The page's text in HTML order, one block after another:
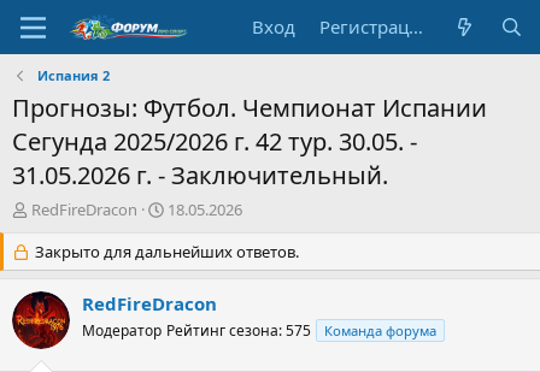
Вход Регистрация
Испания 2
Прогнозы: Футбол. Чемпионат Испании
Сегунда 2025/2026 г. 42 тур. 30.05. -
31.05.2026 г. - Заключительный.
А
т
о
р
т
е
м
RedFireDracon
Д
т
а
а
ч
18.05.2026
Закрыто для дальнейших ответов.
RedFireDracon
Модератор Рейтинг сезона: 575 Команда форума